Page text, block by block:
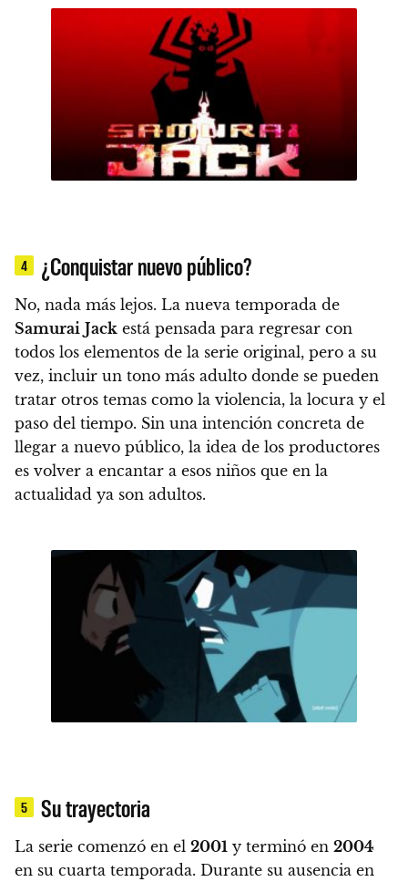
4 ¿Conquistar nuevo público?
No, nada más lejos. La nueva temporada de
Samurai Jack está pensada para regresar con
todos los elementos de la serie original, pero a su
vez, incluir un tono más adulto donde se pueden
tratar otros temas como la violencia, la locura y el
paso del tiempo. Sin una intención concreta de
llegar a nuevo público, la idea de los productores
es volver a encantar a esos niños que en la
actualidad ya son adultos.
5 Su trayectoria
La serie comenzó en el 2001 y terminó en 2004
en su cuarta temporada. Durante su ausencia en